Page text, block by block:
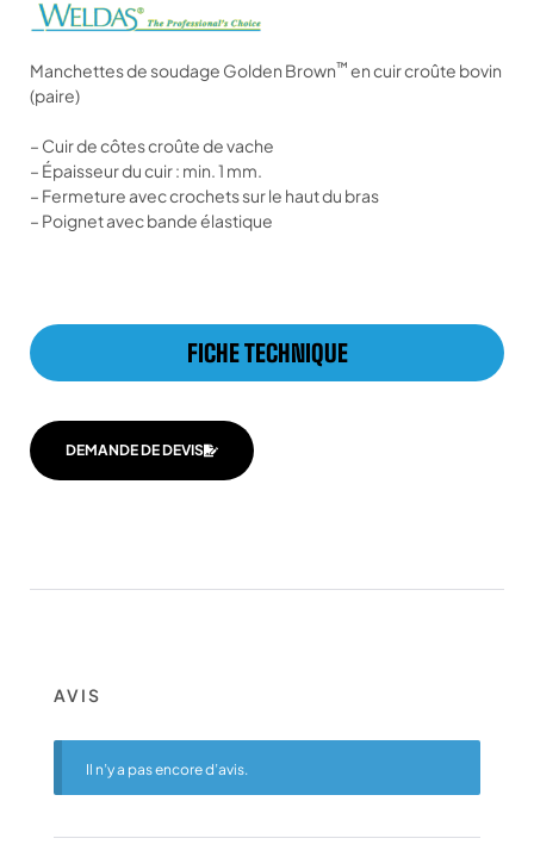
Manchettes de soudage Golden Brown™ en cuir croûte bovin
(paire)
– Cuir de côtes croûte de vache
– Épaisseur du cuir : min. 1 mm.
– Fermeture avec crochets sur le haut du bras
– Poignet avec bande élastique
FICHE TECHNIQUE
DEMANDE DE DEVIS
AVIS
Il n’y a pas encore d’avis.